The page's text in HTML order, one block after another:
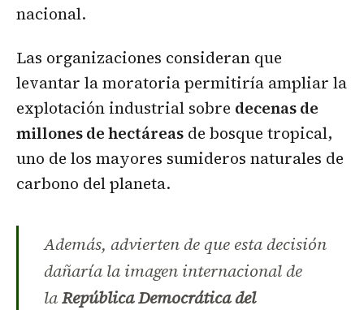
nacional.
Las organizaciones consideran que
levantar la moratoria permitiría ampliar la
explotación industrial sobre decenas de
millones de hectáreas de bosque tropical,
uno de los mayores sumideros naturales de
carbono del planeta.
Además, advierten de que esta decisión
dañaría la imagen internacional de
laRepública Democrática del